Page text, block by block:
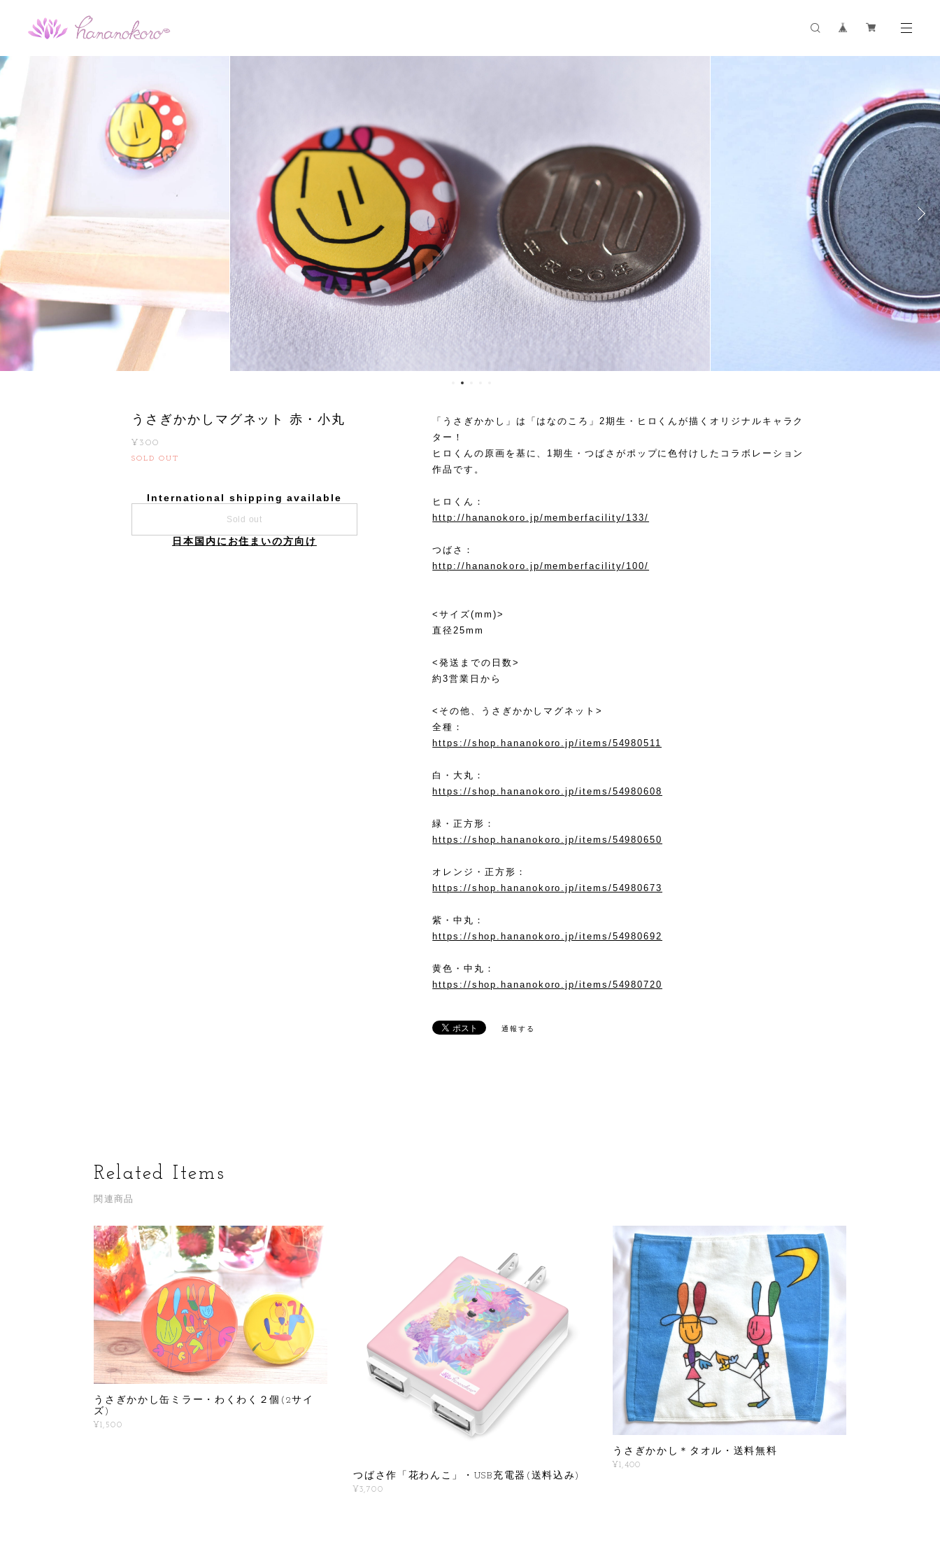
うさぎかかしマグネット 赤・小丸
¥300
SOLD OUT
International shipping available
Sold out
日本国内にお住まいの方向け
「うさぎかかし」は「はなのころ」2期生・ヒロくんが描くオリジナルキャラク
ター！
ヒロくんの原画を基に、1期生・つばさがポップに色付けしたコラボレーション
作品です。
ヒロくん：
http://hananokoro.jp/memberfacility/133/
つばさ：
http://hananokoro.jp/memberfacility/100/
<サイズ(mm)>
直径25mm
<発送までの日数>
約3営業日から
<その他、うさぎかかしマグネット>
全種：
https://shop.hananokoro.jp/items/54980511
白・大丸：
https://shop.hananokoro.jp/items/54980608
緑・正方形：
https://shop.hananokoro.jp/items/54980650
オレンジ・正方形：
https://shop.hananokoro.jp/items/54980673
紫・中丸：
https://shop.hananokoro.jp/items/54980692
黄色・中丸：
https://shop.hananokoro.jp/items/54980720
通報する
Related Items
関連商品
うさぎかかし缶ミラー・わくわく２個(2サイ
ズ)
¥1,500
つばさ作「花わんこ」・USB充電器(送料込み)
¥3,700
うさぎかかし＊タオル・送料無料
¥1,400